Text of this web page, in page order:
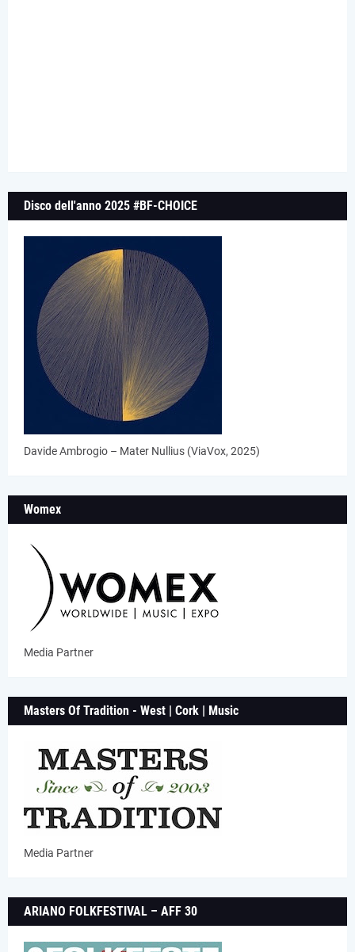
Disco dell'anno 2025 #BF-CHOICE
Davide Ambrogio – Mater Nullius (ViaVox, 2025)
Womex
Media Partner
Masters Of Tradition - West | Cork | Music
Media Partner
ARIANO FOLKFESTIVAL – AFF 30